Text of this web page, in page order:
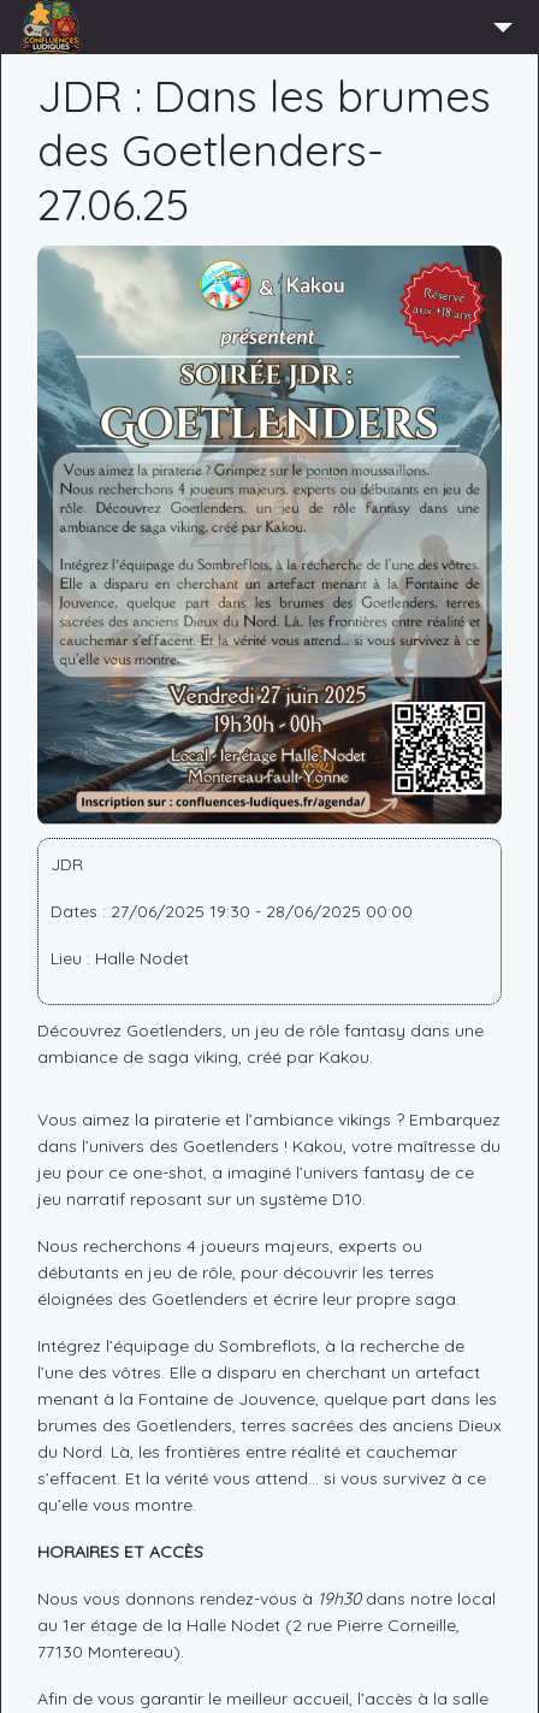
ADHÉRER
AGENDA
ACTUS
LUDOTHÈQUE
PARTENAIRES
PRESSE
CONTACT
CONNEXION
JDR : Dans les brumes
des Goetlenders-
27.06.25
JDR
Dates : 27/06/2025 19:30 - 28/06/2025 00:00
Lieu : Halle Nodet
Découvrez Goetlenders, un jeu de rôle fantasy dans une
ambiance de saga viking, créé par Kakou.
Vous aimez la piraterie et l’ambiance vikings ? Embarquez
dans l’univers des Goetlenders ! Kakou, votre maîtresse du
jeu pour ce one-shot, a imaginé l’univers fantasy de ce
jeu narratif reposant sur un système D10.
Nous recherchons 4 joueurs majeurs, experts ou
débutants en jeu de rôle, pour découvrir les terres
éloignées des Goetlenders et écrire leur propre saga.
Intégrez l’équipage du Sombreflots, à la recherche de
l’une des vôtres. Elle a disparu en cherchant un artefact
menant à la Fontaine de Jouvence, quelque part dans les
brumes des Goetlenders, terres sacrées des anciens Dieux
du Nord. Là, les frontières entre réalité et cauchemar
s’effacent. Et la vérité vous attend… si vous survivez à ce
qu’elle vous montre.
HORAIRES ET ACCÈS
Nous vous donnons rendez-vous à 19h30dans notre local
au 1er étage de la Halle Nodet (2 rue Pierre Corneille,
77130 Montereau).
Afin de vous garantir le meilleur accueil, l’accès à la salle